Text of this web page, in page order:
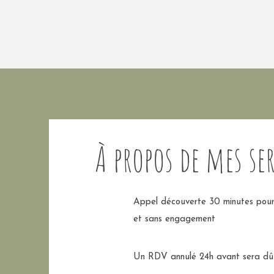
À propos de mes
Appel découverte 30 minutes
et sans engagement
Un RDV annulé 24h avant sera